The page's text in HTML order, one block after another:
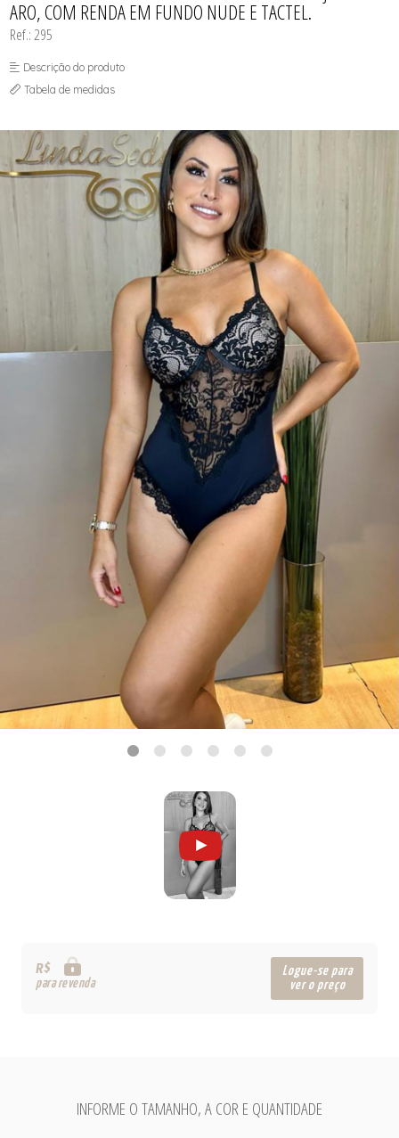
ARO, COM RENDA EM FUNDO NUDE E TACTEL.
Ref.: 295
Descrição do produto
Tabela de medidas
R$
para revenda
Logue-se para
ver o preço
INFORME O TAMANHO, A COR E QUANTIDADE